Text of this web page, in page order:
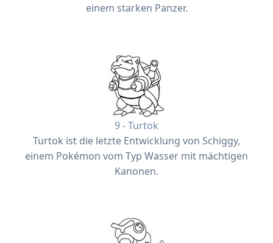
einem starken Panzer.
9 - Turtok
Turtok ist die letzte Entwicklung von Schiggy,
einem Pokémon vom Typ Wasser mit mächtigen
Kanonen.